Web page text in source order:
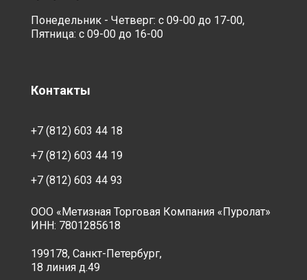
Понедельник - Четверг: с 09-00 до 17-00,
Пятница: с 09-00 до 16-00
Контакты
+7 (812) 603 44 18
+7 (812) 603 44 19
+7 (812) 603 44 93
ООО «Метизная Торговая Компания «Пуролат»
ИНН: 7801285618
199178, Санкт-Петербург,
18 линия д.49